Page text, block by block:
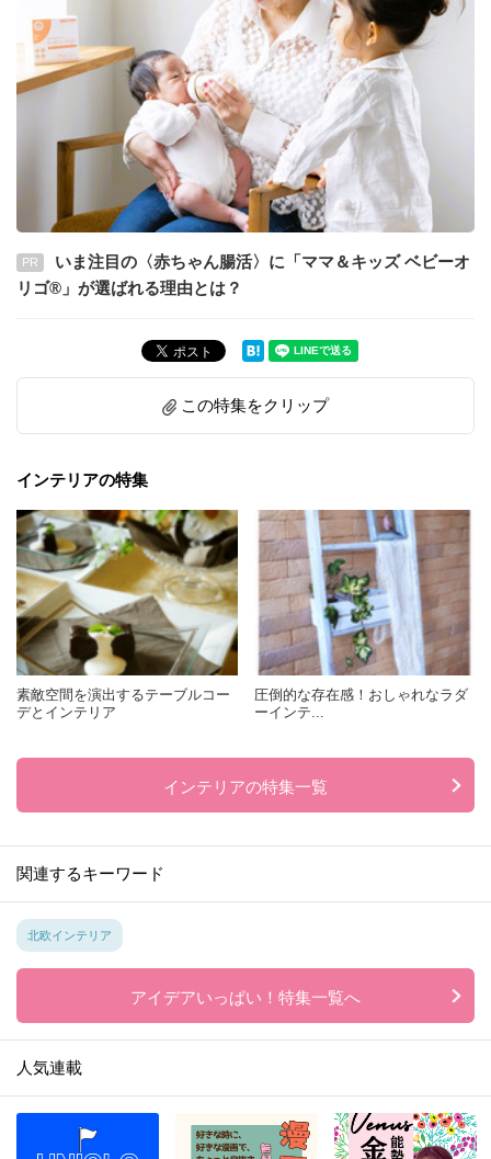
PR
いま注目の〈赤ちゃん腸活〉に「ママ＆キッズ ベビーオ
リゴ®」が選ばれる理由とは？
この特集をクリップ
インテリアの特集
素敵空間を演出するテーブルコー
デとインテリア
圧倒的な存在感！おしゃれなラダ
ーインテ...
インテリアの特集一覧
関連するキーワード
北欧インテリア
アイデアいっぱい！特集一覧へ
人気連載